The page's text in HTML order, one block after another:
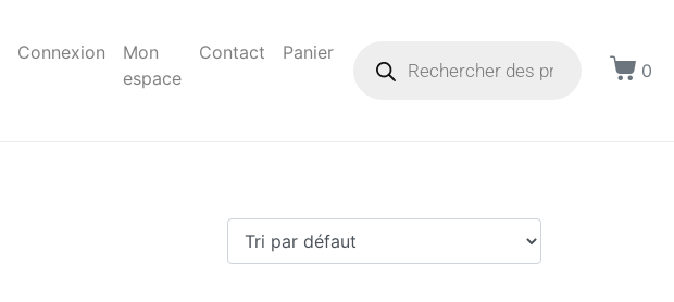
Connexion
Mon
espace
Contact
Panier
0